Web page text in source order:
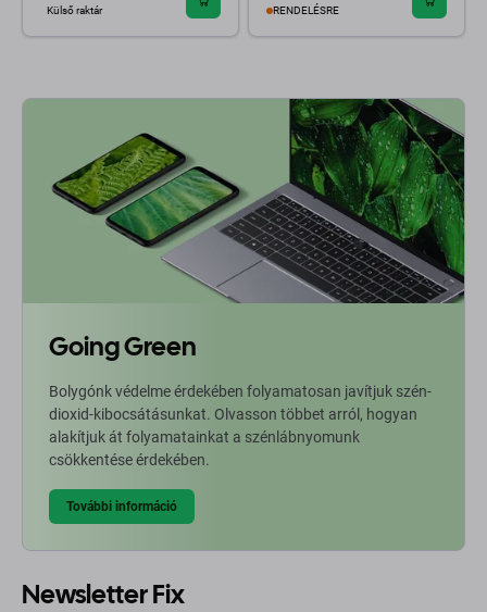
Külső raktár RENDELÉSRE
Going Green
Bolygónk védelme érdekében folyamatosan javítjuk szén-
dioxid-kibocsátásunkat. Olvasson többet arról, hogyan
alakítjuk át folyamatainkat a szénlábnyomunk
csökkentése érdekében.
További információ
Newsletter Fix